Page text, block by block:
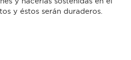
y éstos serán duraderos.